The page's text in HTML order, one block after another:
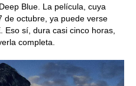
Blue. La película, cuya
de octubre, ya puede verse
Eso sí, dura casi cinco horas,
completa.